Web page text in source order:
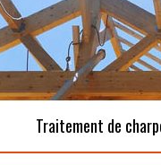
Traitement de